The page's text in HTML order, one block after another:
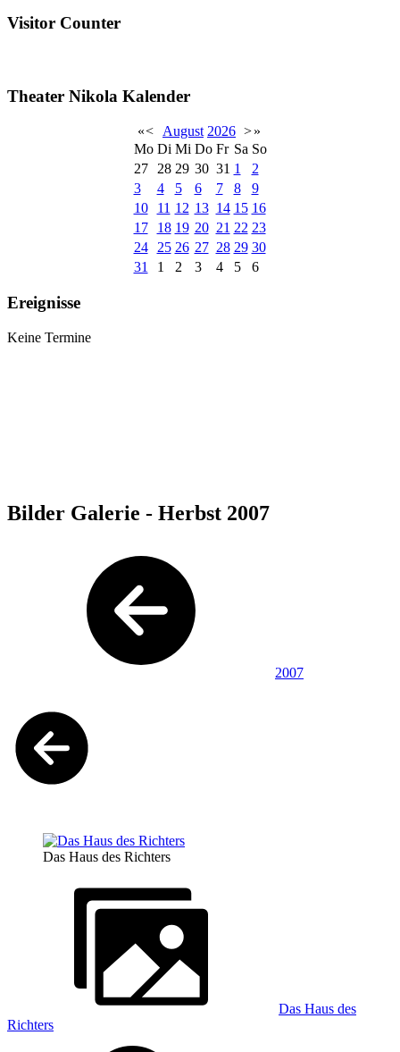
Visitor Counter
Theater Nikola Kalender
«< August 2026 >»
Mo Di Mi Do Fr Sa So
27
28 29 30 31 1
2
3
4 5 6 7 8
9
10
11 12 13 14 15 16
17
18 19 20 21 22 23
24
25 26 27 28 29 30
31
1 2 3 4 5 6
Ereignisse
Keine Termine
Bilder Galerie - Herbst 2007
2007
Das Haus des Richters
Das Haus des
Richters